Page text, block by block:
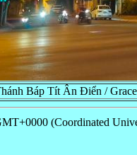
Báp Tít Ân Điển /
(Coordinated